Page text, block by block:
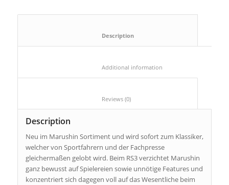
						Description
						Reviews (0)
Description
Neu im Marushin Sortiment und wird sofort zum Klassiker,
welcher von Sportfahrern und der Fachpresse
gleichermaßen gelobt wird. Beim RS3 verzichtet Marushin
ganz bewusst auf Spielereien sowie unnötige Features und
konzentriert sich dagegen voll auf das Wesentliche beim